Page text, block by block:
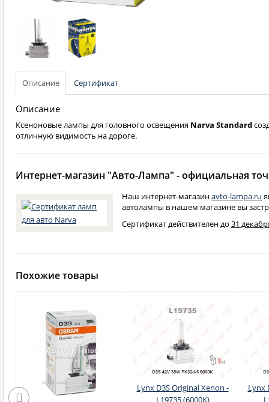
Описание Сертификат
Описание
Ксеноновые лампы для головного освещения Narva Standard
отличную видимость на дороге.
Интернет-магазин "Авто-Лампа" - официальная
Наш интернет-магазинavto-lampa.ru
автолампы в нашем магазине вы
Сертификат действителен до 31
Похожие товары
Lynx D3S Original Xenon -
L19735 (6000K)
Lynx